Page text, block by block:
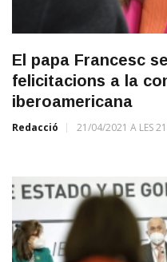
El papa Francesc
felicitacions a la
iberoamericana
Redacció 21/04/2021 A LES